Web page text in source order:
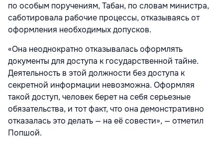
по особым поручениям, Табан, по словам министра,
саботировала рабочие процессы, отказываясь от
оформления необходимых допусков.
«Она неоднократно отказывалась оформлять
документы для доступа к государственной тайне.
Деятельность в этой должности без доступа к
секретной информации невозможна. Оформляя
такой доступ, человек берет на себя серьезные
обязательства, и тот факт, что она демонстративно
отказалась это делать — на её совести», — отметил
Попшой.